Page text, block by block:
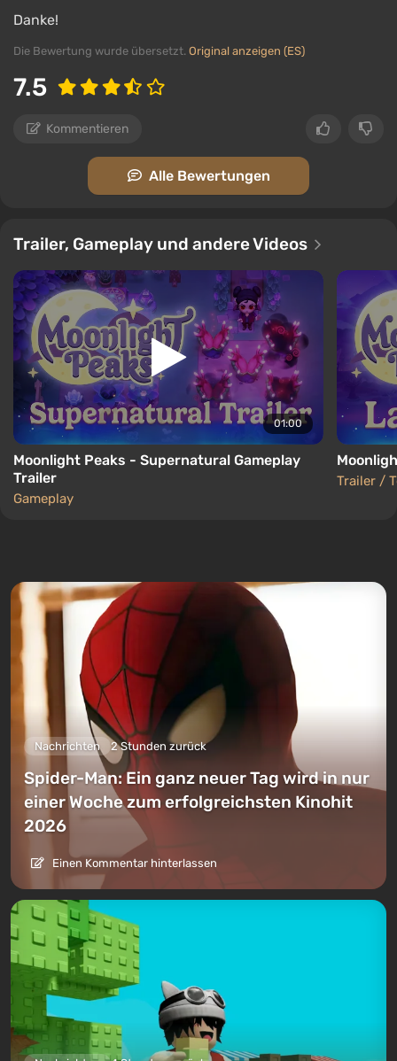
Danke!
Die Bewertung wurde übersetzt. Original anzeigen (ES)
7.5
Kommentieren
Alle Bewertungen
Trailer, Gameplay und andere Videos
01:00
Moonlight Peaks - Supernatural Gameplay
Trailer
Gameplay
Trailer /
Nachrichten 2 Stunden zurück
Spider-Man: Ein ganz neuer Tag wird in nur
einer Woche zum erfolgreichsten Kinohit
2026
Einen Kommentar hinterlassen